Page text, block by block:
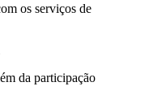
os serviços de
da participação